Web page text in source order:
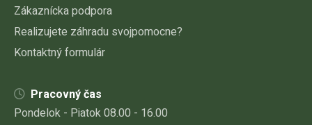
Zákaznícka podpora
Realizujete záhradu svojpomocne?
Kontaktný formulár
Pracovný čas
Pondelok - Piatok 08.00 - 16.00